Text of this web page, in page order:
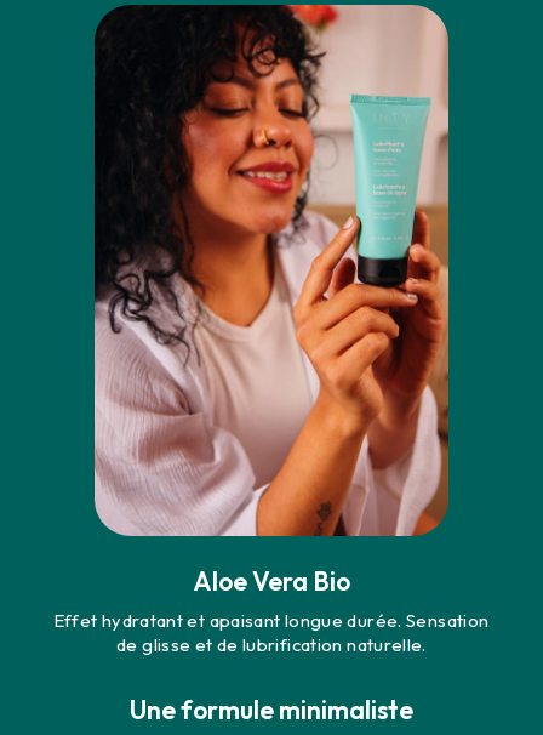
Aloe Vera Bio
Effet hydratant et apaisant longue durée. Sensation
de glisse et de lubrification naturelle.
Une formule minimaliste